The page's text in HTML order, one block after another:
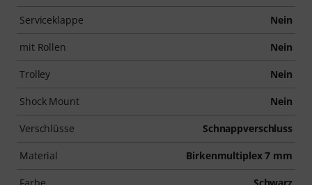
Serviceklappe Nein
mit Rollen Nein
Trolley Nein
Shock Mount Nein
Verschlüsse Schnappverschluss
Material Birkenmultiplex 7 mm
Farbe Schwarz